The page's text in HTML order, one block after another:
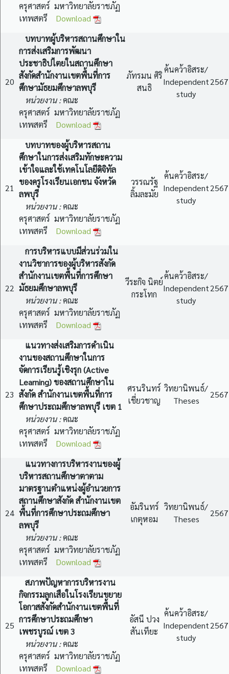
ครุศาสตร์ มหาวิทยาลัยราชภัฏ
เทพสตรี Download
20
บทบาทผู้บริหารสถานศึกษาใน
การส่งเสริมการพัฒนา
ประชาธิปไตยในสถานศึกษา
สังกัดสำนักงานเขตพื้นที่การ
ศึกษามัธยมศึกษาลพบุรี
หน่วยงาน :คณะ
ครุศาสตร์ มหาวิทยาลัยราชภัฏ
เทพสตรี Download
ภัทรมน ศิริ
สนธิ
ค้นคว้าอิสระ/
Independent
study
2567
21
บทบาทของผู้บริหารสถาน
ศึกษาในการส่งเสริมทักษะความ
เข้าใจและใช้เทคโนโลยีดิจิทัล
ของครูโรงเรียนเอกชน จังหวัด
ลพบุรี
หน่วยงาน :คณะ
ครุศาสตร์ มหาวิทยาลัยราชภัฏ
เทพสตรี Download
วรรณรัฐ
ลิ้มละมัย
ค้นคว้าอิสระ/
Independent
study
2567
22
การบริหารแบบมีส่วนร่วมใน
งานวิชาการของผู้บริหารสังกัด
สำนักงานเขตพื้นที่การศึกษา
มัธยมศึกษาลพบุรี
หน่วยงาน :คณะ
ครุศาสตร์ มหาวิทยาลัยราชภัฏ
เทพสตรี Download
วีระกิจ นิตย์
กระโทก
ค้นคว้าอิสระ/
Independent
study
2567
23
แนวทางส่งเสริมการดำเนิน
งานของสถานศึกษาในการ
จัดการเรียนรู้เชิงรุก (Active
Learning) ของสถานศึกษาใน
สังกัด สำนักงานเขตพื้นที่การ
ศึกษาประถมศึกษาลพบุรี เขต 1
หน่วยงาน :คณะ
ครุศาสตร์ มหาวิทยาลัยราชภัฏ
เทพสตรี Download
ศรนรินทร์
เชี่ยวชาญ
วิทยานิพนธ์/
Theses
2567
24
แนวทางการบริหารงานของผู้
บริหารสถานศึกษาตาตาม
มาตรฐานตำแหน่งผู้อำนวยการ
สถานศึกษาสังกัด สำนักงานเขต
พื้นที่การศึกษาประถมศึกษา
ลพบุรี
หน่วยงาน :คณะ
ครุศาสตร์ มหาวิทยาลัยราชภัฏ
เทพสตรี Download
อัมรินทร์
เกตุหอม
วิทยานิพนธ์/
Theses
2567
25
สภาพปัญหาการบริหารงาน
กิจกรรมลูกเสือในโรงเรียนขยาย
โอกาสสังกัดสำนักงานเขตพื้นที่
การศึกษาประถมศึกษา
เพชรบูรณ์ เขต 3
หน่วยงาน :คณะ
ครุศาสตร์ มหาวิทยาลัยราชภัฏ
เทพสตรี Download
อัสนี ปวง
สันเทียะ
ค้นคว้าอิสระ/
Independent
study
2567